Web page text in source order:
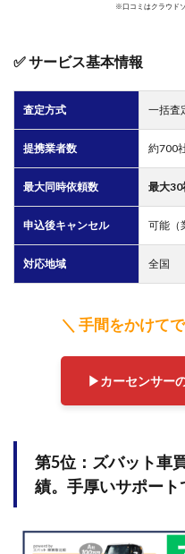
※口コミはクラウド
✅ サービス基本情報
査定方式 一括査
提携業者数 約700
最大同時依頼数 最大30
申込後キャンセル 可能（
対応地域 全国
＼ 手間をかけて
▶︎カーセンサー
第5位：ズバット車
績。手厚いサポー